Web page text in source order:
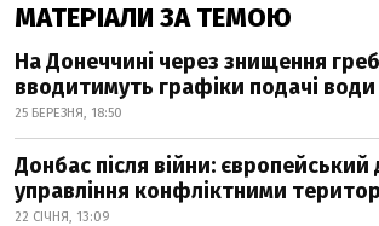
МАТЕРІАЛИ ЗА ТЕМОЮ
На Донеччині через знищення
вводитимуть графіки подачі води
25 БЕРЕЗНЯ, 18:50
Донбас після війни: європейський
управління конфліктними
22 СІЧНЯ, 13:09